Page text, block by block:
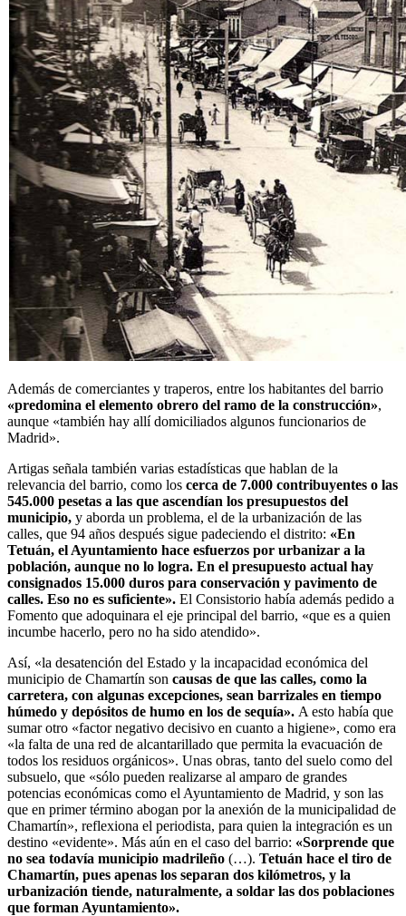
Además de comerciantes y traperos, entre los habitantes del barrio
«predomina el elemento obrero del ramo de la construcción»,
aunque «también hay allí domiciliados algunos funcionarios de
Madrid».
Artigas señala también varias estadísticas que hablan de la
relevancia del barrio, como los cerca de 7.000 contribuyentes o las
545.000 pesetas a las que ascendían los presupuestos del
municipio, y aborda un problema, el de la urbanización de las
calles, que 94 años después sigue padeciendo el distrito: «En
Tetuán, el Ayuntamiento hace esfuerzos por urbanizar a la
población, aunque no lo logra. En el presupuesto actual hay
consignados 15.000 duros para conservación y pavimento de
calles. Eso no es suficiente». El Consistorio había además pedido a
Fomento que adoquinara el eje principal del barrio, «que es a quien
incumbe hacerlo, pero no ha sido atendido».
Así, «la desatención del Estado y la incapacidad económica del
municipio de Chamartín son causas de que las calles, como la
carretera, con algunas excepciones, sean barrizales en tiempo
húmedo y depósitos de humo en los de sequía». A esto había que
sumar otro «factor negativo decisivo en cuanto a higiene», como era
«la falta de una red de alcantarillado que permita la evacuación de
todos los residuos orgánicos». Unas obras, tanto del suelo como del
subsuelo, que «sólo pueden realizarse al amparo de grandes
potencias económicas como el Ayuntamiento de Madrid, y son las
que en primer término abogan por la anexión de la municipalidad de
Chamartín», reflexiona el periodista, para quien la integración es un
destino «evidente». Más aún en el caso del barrio: «Sorprende que
no sea todavía municipio madrileño (…). Tetuán hace el tiro de
Chamartín, pues apenas los separan dos kilómetros, y la
urbanización tiende, naturalmente, a soldar las dos poblaciones
que forman Ayuntamiento».